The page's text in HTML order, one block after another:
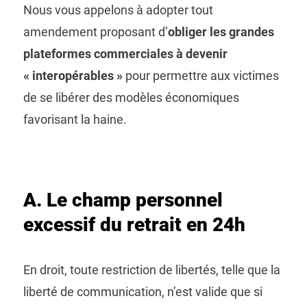
Nous vous appelons à adopter tout
amendement proposant d’obliger les grandes
plateformes commerciales à devenir
« interopérables »pour permettre aux victimes
de se libérer des modèles économiques
favorisant la haine.
A. Le champ personnel
excessif du retrait en 24h
En droit, toute restriction de libertés, telle que la
liberté de communication, n’est valide que si